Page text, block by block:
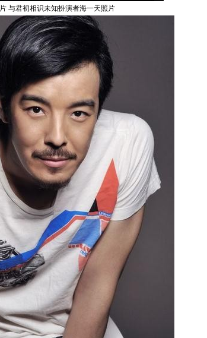
与君初相识未知扮演者海一天照片